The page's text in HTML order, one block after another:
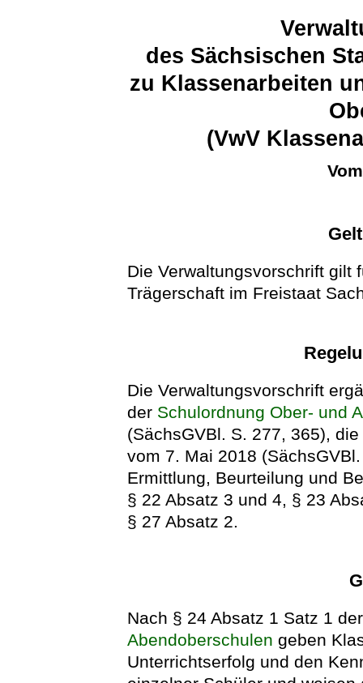
des Sächsischen
zu Klassenarbeiten
(VwV
Die Verwaltungsvorschrift gilt
Trägerschaft im Freistaat
Die Verwaltungsvorschrift
der Schulordnung Ober- und
(SächsGVBl. S. 277, 365),
vom 7. Mai 2018
Ermittlung, Beurteilung und
§ 22 Absatz 3 und 4, § 23
§ 27 Absatz 2.
Nach § 24 Absatz 1 Satz 1
Abendoberschulen geben
Unterrichtserfolg und den